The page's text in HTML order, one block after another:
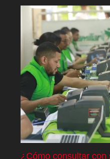
¿Cómo consultar con